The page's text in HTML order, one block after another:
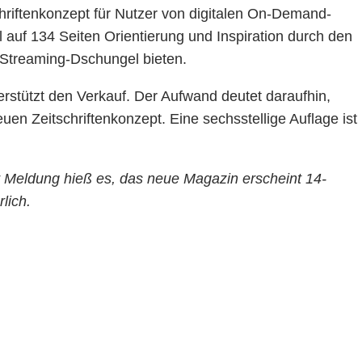
für Nutzer von digitalen On-Demand-
134 Seiten Orientierung und Inspiration durch den
Dschungel bieten.
den Verkauf. Der Aufwand deutet daraufhin,
Zeitschriftenkonzept. Eine sechsstellige Auflage ist
hieß es, das neue Magazin erscheint 14-